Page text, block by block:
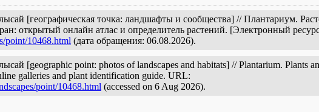
[географическая точка: ландшафты и сообщества] // Плантариум.
открытый онлайн атлас и определитель растений. [Электронный
point/10468.html (дата обращения: 06.08.2026).
[geographic point: photos of landscapes and habitats] // Plantarium. Plants
galleries and plant identification guide. URL:
point/10468.html (accessed on 6 Aug 2026).